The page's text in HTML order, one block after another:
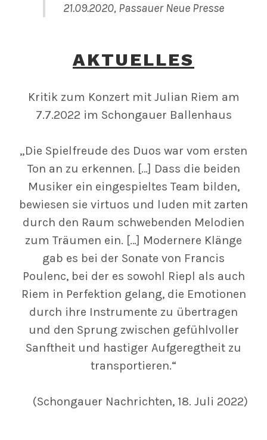
21.09.2020, Passauer Neue Presse
AKTUELLES
Kritik zum Konzert mit Julian Riem am
7.7.2022 im Schongauer Ballenhaus
„Die Spielfreude des Duos war vom ersten
Ton an zu erkennen. […] Dass die beiden
Musiker ein eingespieltes Team bilden,
bewiesen sie virtuos und luden mit zarten
durch den Raum schwebenden Melodien
zum Träumen ein. […] Modernere Klänge
gab es bei der Sonate von Francis
Poulenc, bei der es sowohl Riepl als auch
Riem in Perfektion gelang, die Emotionen
durch ihre Instrumente zu übertragen
und den Sprung zwischen gefühlvoller
Sanftheit und hastiger Aufgeregtheit zu
transportieren.“
(Schongauer Nachrichten, 18. Juli 2022)